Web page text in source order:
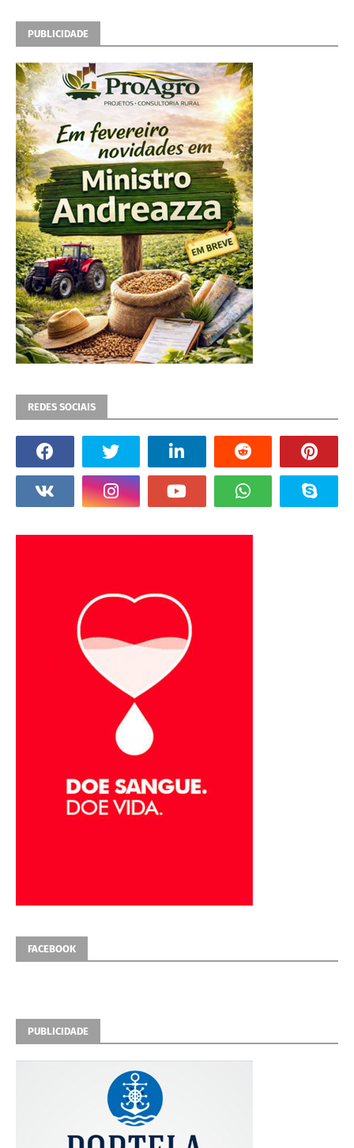
PUBLICIDADE
REDES SOCIAIS
FACEBOOK
PUBLICIDADE